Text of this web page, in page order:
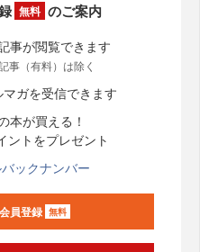
無料 のご案内
事が閲覧できます
事（有料）は除く
マガを受信できます
本が買える！
ントをプレゼント
ックナンバー
員登録 無料